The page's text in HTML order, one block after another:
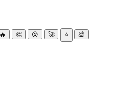
🔥 👏 😮 🚀 ⭐ 💩